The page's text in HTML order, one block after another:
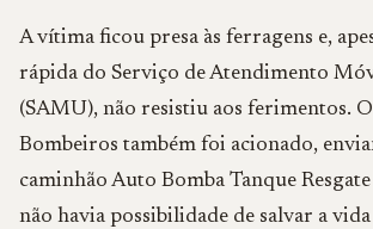
A vítima ficou presa às ferragens e,
rápida do Serviço de Atendimento
(SAMU), não resistiu aos ferimentos.
Bombeiros também foi acionado,
caminhão Auto Bomba Tanque
não havia possibilidade de salvar a vida